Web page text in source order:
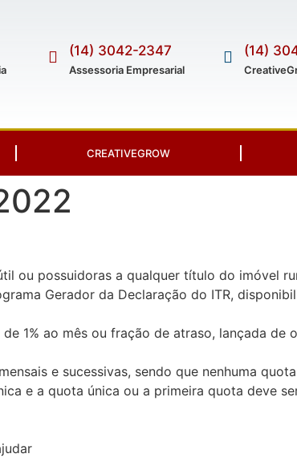
(14) 3042-2347
Assessoria Empresarial
(14)
CREATIVEGROW
ou possuidoras a qualquer título do imóvel
Gerador da Declaração do ITR,
1% ao mês ou fração de atraso, lançada
e sucessivas, sendo que nenhuma
e a quota única ou a primeira quota deve